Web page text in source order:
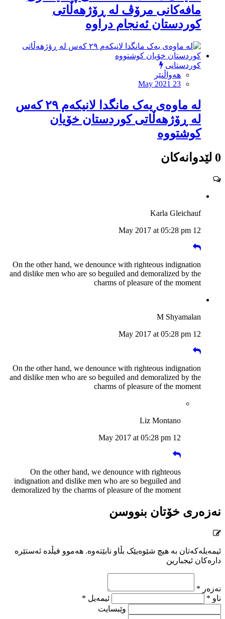
مافەکانی مرۆڤ لە ڕۆژهەڵاتی
کوردستان ئەنجام دراوە
کوردستانی
هەواڵنێر
May 2021 23
لە ماوەی یەک مانگدا لانیکەم ٢٩ کەس
لە ڕۆژهەڵاتی کوردستان خۆیان
کوشتووە
0 لێدوانەکان
Karla Gleichauf
12 May 2017 at 05:28 pm
On the other hand, we denounce with righteous indignation
and dislike men who are so beguiled and demoralized by the
charms of pleasure of the moment
M Shyamalan
12 May 2017 at 05:28 pm
On the other hand, we denounce with righteous indignation
and dislike men who are so beguiled and demoralized by the
charms of pleasure of the moment
Liz Montano
12 May 2017 at 05:28 pm
On the other hand, we denounce with righteous
indignation and dislike men who are so beguiled and
demoralized by the charms of pleasure of the moment
نەزەری خۆتان بنووسن
ئیمەیلەکەتان بە هیچ شێوەیێک بڵاو نابێتەوە. هەموو فیڵدە ئەستێرە
دارەکان ئیجبارین
نەزەر *
ناو *
ئیمەیل *
وێبسایت